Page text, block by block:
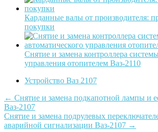
Карданные валы от производителя:
покупки
Снятие и замена контроллера
управления отопителем Ваз-2110
Устройство Ваз 2107
Post
navigation
← Снятие и замена подкапотной лампы и
Ваз-2107
Снятие и замена подрулевых
аварийной сигнализации Ваз-2107 →